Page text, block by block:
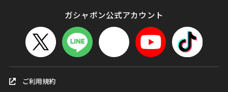
ガシャポン公式アカウント
ご利用規約